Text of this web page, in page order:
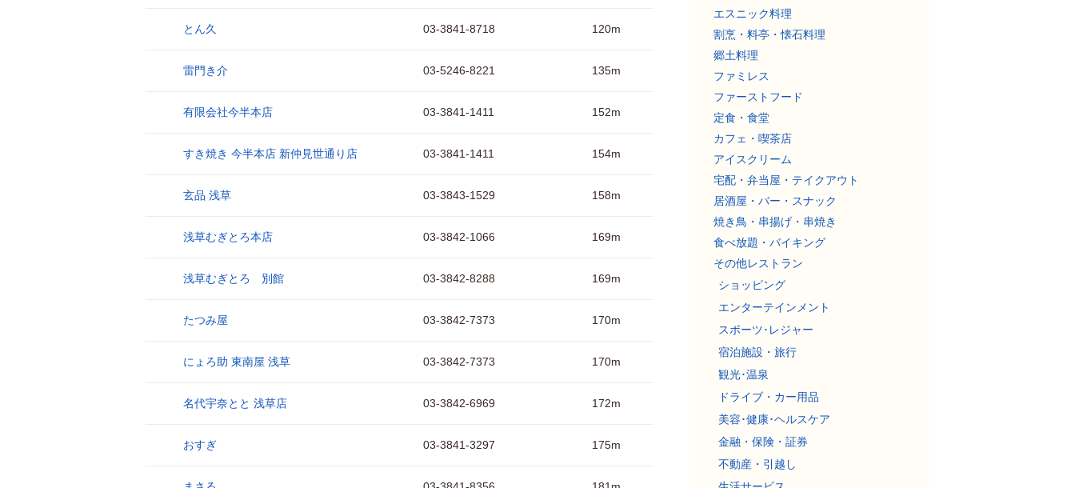
とん久 03-3841-8718 120m
雷門き介 03-5246-8221 135m
有限会社今半本店 03-3841-1411 152m
すき焼き 今半本店 新仲見世通り店 03-3841-1411 154m
玄品 浅草 03-3843-1529 158m
浅草むぎとろ本店 03-3842-1066 169m
浅草むぎとろ 別館 03-3842-8288 169m
たつみ屋 03-3842-7373 170m
にょろ助 東南屋 浅草 03-3842-7373 170m
名代宇奈とと 浅草店 03-3842-6969 172m
おすぎ 03-3841-3297 175m
エスニック料理
割烹・料亭・懐石料理
郷土料理
ファミレス
ファーストフード
定食・食堂
カフェ・喫茶店
アイスクリーム
宅配・弁当屋・テイクアウト
居酒屋・バー・スナック
焼き鳥・串揚げ・串焼き
食べ放題・バイキング
その他レストラン
ショッピング
エンターテインメント
スポーツ･レジャー
宿泊施設・旅行
観光･温泉
ドライブ・カー用品
美容･健康･ヘルスケア
金融・保険・証券
不動産・引越し